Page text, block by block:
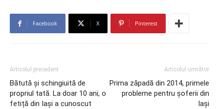
Facebook X Pinterest
Articolul precedent
Bătută și schingiuită de
propriul tată. La doar 10 ani, o
fetiță din Iași a cunoscut
Articolul următor
Prima zăpadă din 2014, primele
probleme pentru șoferii din
Iași